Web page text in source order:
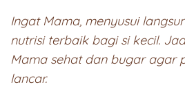
Ingat Mama, menyusui
nutrisi terbaik bagi si kecil.
Mama sehat dan bugar agar
lancar.